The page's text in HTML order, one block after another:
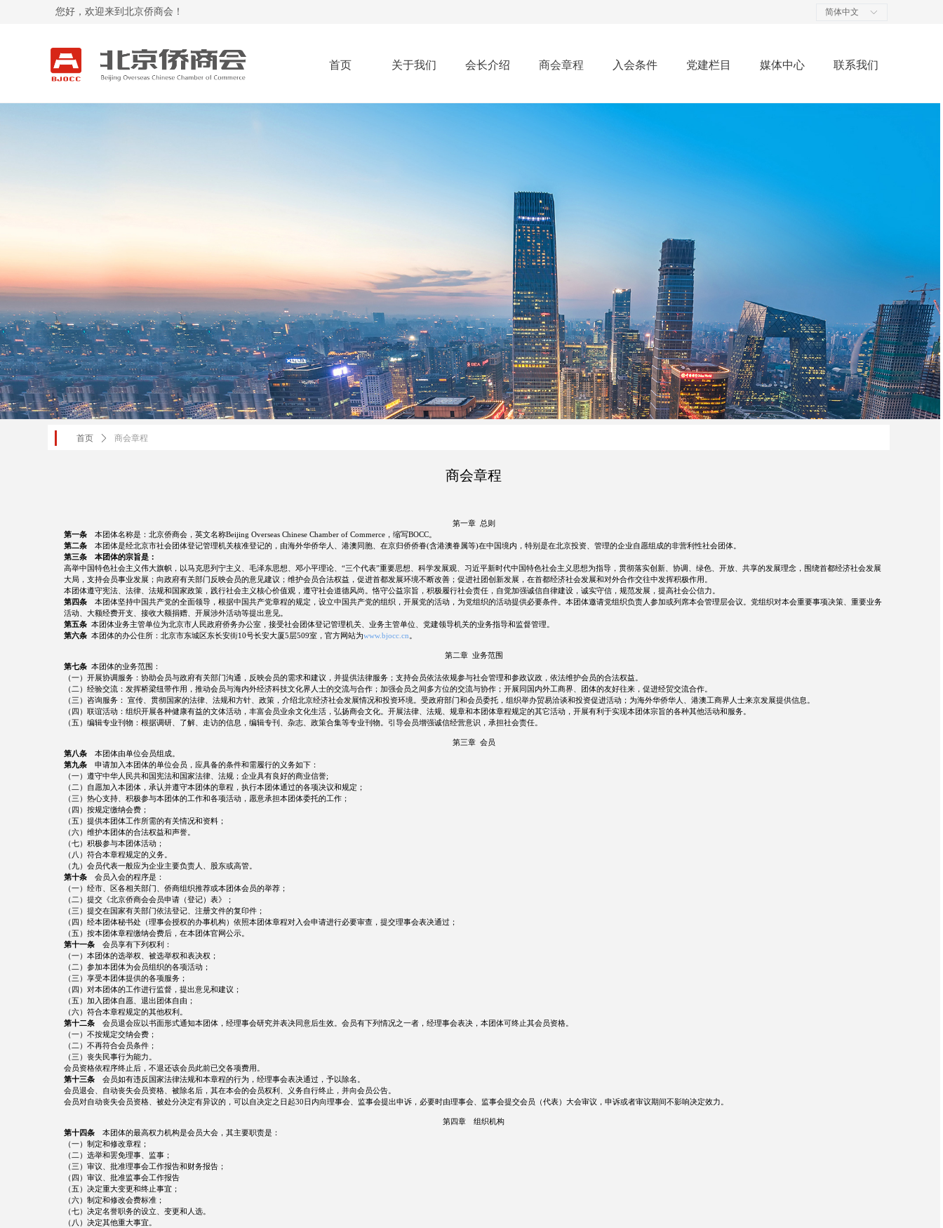
您好，欢迎来到北京侨商会！ ꀅ
简体中文
首页 关于我们 会长介绍 商会章程 入会条件 党建栏目 媒体中心 联系我们
首页 ꄲ 商会章程
商会章程
第一章 总则
第一条 本团体名称是：北京侨商会，英文名称Beijing Overseas Chinese Chamber of Commerce，缩写BOCC。
第二条 本团体是经北京市社会团体登记管理机关核准登记的，由海外华侨华人、港澳同胞、在京归侨侨眷(含港澳眷属等)在中国境内，特别是在北京投资、管理的企业自愿组成的非营利性社会团体。
第三条
本团体的宗旨是：
高举中国特色社会主义伟大旗帜，以马克思列宁主义、毛泽东思想、邓小平理论、“三个代表”重要思想、科学发展观、习近平新时代中国特色社会主义思想为指导，贯彻落实创新、协调、绿色、开放、共享的发展理念，围绕首都经济社会发展
大局，支持会员事业发展；向政府有关部门反映会员的意见建议；维护会员合法权益，促进首都发展环境不断改善；促进社团创新发展，在首都经济社会发展和对外合作交往中发挥积极作用。
本团体遵守宪法、法律、法规和国家政策，践行社会主义核心价值观，遵守社会道德风尚。恪守公益宗旨，积极履行社会责任，自觉加强诚信自律建设，诚实守信，规范发展，提高社会公信力。
第四条 本团体坚持中国共产党的全面领导，根据中国共产党章程的规定，设立中国共产党的组织，开展党的活动，为党组织的活动提供必要条件。本团体邀请党组织负责人参加或列席本会管理层会议。党组织对本会重要事项决策、重要业务
活动、大额经费开支、接收大额捐赠、开展涉外活动等提出意见。
第五条 本团体业务主管单位为北京市人民政府侨务办公室，接受社会团体登记管理机关、业务主管单位、党建领导机关的业务指导和监督管理。
第六条 本团体的办公住所：北京市东城区东长安街10号长安大厦5层509室，官方网站为www.bjocc.cn
第二章 业务范围
第七条 本团体的业务范围：
（一）开展协调服务：协助会员与政府有关部门沟通，反映会员的需求和建议，并提供法律服务；支持会员依法依规参与社会管理和参政议政，依法维护会员的合法权益。
（二）经验交流：发挥桥梁纽带作用，推动会员与海内外经济科技文化界人士的交流与合作；加强会员之间多方位的交流与协作；开展同国内外工商界、团体的友好往来，促进经贸交流合作。
（三）咨询服务： 宣传、贯彻国家的法律、法规和方针、政策，介绍北京经济社会发展情况和投资环境。受政府部门和会员委托，组织举办贸易洽谈和投资促进活动；为海外华侨华人、港澳工商界人士来京发展提供信息。
（四）联谊活动：组织开展各种健康有益的文体活动，丰富会员业余文化生活，弘扬商会文化。开展法律、法规、规章和本团体章程规定的其它活动，开展有利于实现本团体宗旨的各种其他活动和服务。
（五）编辑专业刊物：根据调研、了解、走访的信息，编辑专刊、杂志、政策合集等专业刊物。引导会员增强诚信经营意识，承担社会责任。
第三章 会员
第八条 本团体由单位会员组成。
第九条 申请加入本团体的单位会员，应具备的条件和需履行的义务如下：
（一）遵守中华人民共和国宪法和国家法律、法规；企业具有良好的商业信誉;
（二）自愿加入本团体，承认并遵守本团体的章程，执行本团体通过的各项决议和规定；
（三）热心支持、积极参与本团体的工作和各项活动，愿意承担本团体委托的工作；
（四）按规定缴纳会费；
（五）提供本团体工作所需的有关情况和资料；
（六）维护本团体的合法权益和声誉。
（七）积极参与本团体活动；
（八）符合本章程规定的义务。
（九）会员代表一般应为企业主要负责人、股东或高管。
第十条 会员入会的程序是：
（一）经市、区各相关部门、侨商组织推荐或本团体会员的举荐；
（二）提交《北京侨商会会员申请（登记）表》；
（三）提交在国家有关部门依法登记、注册文件的复印件；
（四）经本团体秘书处（理事会授权的办事机构）依照本团体章程对入会申请进行必要审查，提交理事会表决通过；
（五）按本团体章程缴纳会费后，在本团体官网公示。
第十一条 会员享有下列权利：
（一）本团体的选举权、被选举权和表决权；
（二）参加本团体为会员组织的各项活动；
（三）享受本团体提供的各项服务；
（四）对本团体的工作进行监督，提出意见和建议；
（五）加入团体自愿、退出团体自由；
（六）符合本章程规定的其他权利。
第十二条 会员退会应以书面形式通知本团体，经理事会研究并表决同意后生效。会员有下列情况之一者，经理事会表决，本团体可终止其会员资格。
（一）不按规定交纳会费；
（二）不再符合会员条件；
（三）丧失民事行为能力。
会员资格依程序终止后，不退还该会员此前已交各项费用。
第十三条
会员如有违反国家法律法规和本章程的行为，经理事会表决通过，予以除名。
会员退会、自动丧失会员资格、被除名后，其在本会的会员权利、义务自行终止，并向会员公告。
会员对自动丧失会员资格、被处分决定有异议的，可以自决定之日起30日内向理事会、监事会提出申诉，必要时由理事会、监事会提交会员（代表）大会审议，申诉或者审议期间不影响决定效力。
第四章 组织机构
第十四条 本团体的最高权力机构是会员大会，其主要职责是：
（一）制定和修改章程；
（二）选举和罢免理事、监事；
（三）审议、批准理事会工作报告和财务报告；
（四）审议、批准监事会工作报告
（五）决定重大变更和终止事宜；
（六）制定和修改会费标准；
（七）决定名誉职务的设立、变更和人选。
（八）决定其他重大事宜。